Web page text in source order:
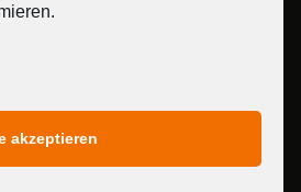
MEDIADATEN
akzeptieren